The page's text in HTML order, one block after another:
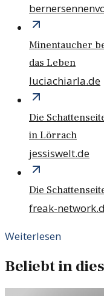
Minentaucher
das Leben
luciachiarla.de
Die
in Lörrach
jessiswelt.de
Die
freak-
Weiterlesen
Beliebt in